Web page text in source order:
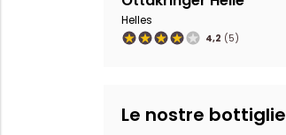
Helles
4,2 (5)
Le nostre bottiglie